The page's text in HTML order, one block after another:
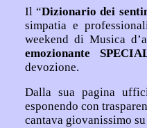
Il “
simpatia e professionalità nelle nostre case, per
emozionante
devozione.
Dalla sua pagina ufficiale in Facebook, Franco Simone,
esponendo con trasparente e poetica nostalgia una foto in cui